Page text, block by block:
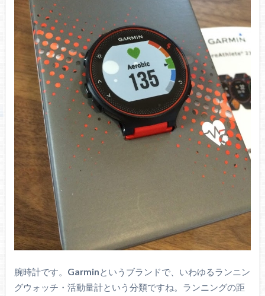
腕時計です。 Garminというブランドで、いわゆるランニン
グウォッチ・活動量計という分類ですね。ランニングの距